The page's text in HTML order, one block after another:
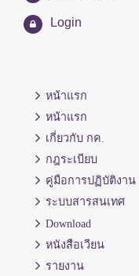
Login
หน้าแรก
หน้าแรก
เกี่ยวกับ กค.
กฎระเบียบ
คู่มือการปฏิบัติงาน
ระบบสารสนเทศ
Download
หนังสือเวียน
รายงาน